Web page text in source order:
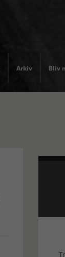
Arkiv Bliv